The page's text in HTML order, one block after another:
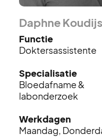
Daphne Koudijs
Functie
Doktersassistente
Specialisatie
Bloedafname &
labonderzoek
Werkdagen
Maandag,